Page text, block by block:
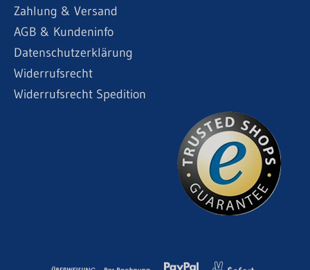
Zahlung & Versand
AGB & Kundeninfo
Datenschutzerklärung
Widerrufsrecht
Widerrufsrecht Spedition